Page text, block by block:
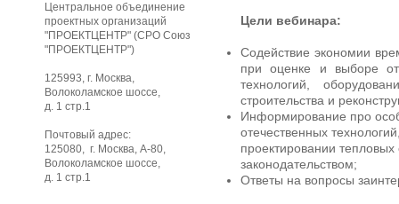
Центральное объединение
проектных организаций
"ПРОЕКТЦЕНТР" (СРО Союз
"ПРОЕКТЦЕНТР")
125993, г. Москва,
Волоколамское шоссе,
д. 1 стр.1
Почтовый адрес:
125080, г. Москва, А-80,
Волоколамское шоссе,
д. 1 стр.1
Цели вебинара:
Содействие экономии
при оценке и выборе
технологий,
строительства и
Информирование про
отечественных
проектировании
законодательством;
Ответы на вопросы